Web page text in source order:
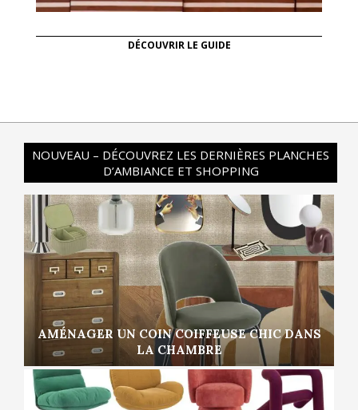
DÉCOUVRIR LE GUIDE
NOUVEAU – DÉCOUVREZ LES DERNIÈRES PLANCHES
D’AMBIANCE ET SHOPPING
AMÉNAGER UN COIN COIFFEUSE CHIC DANS
LA CHAMBRE